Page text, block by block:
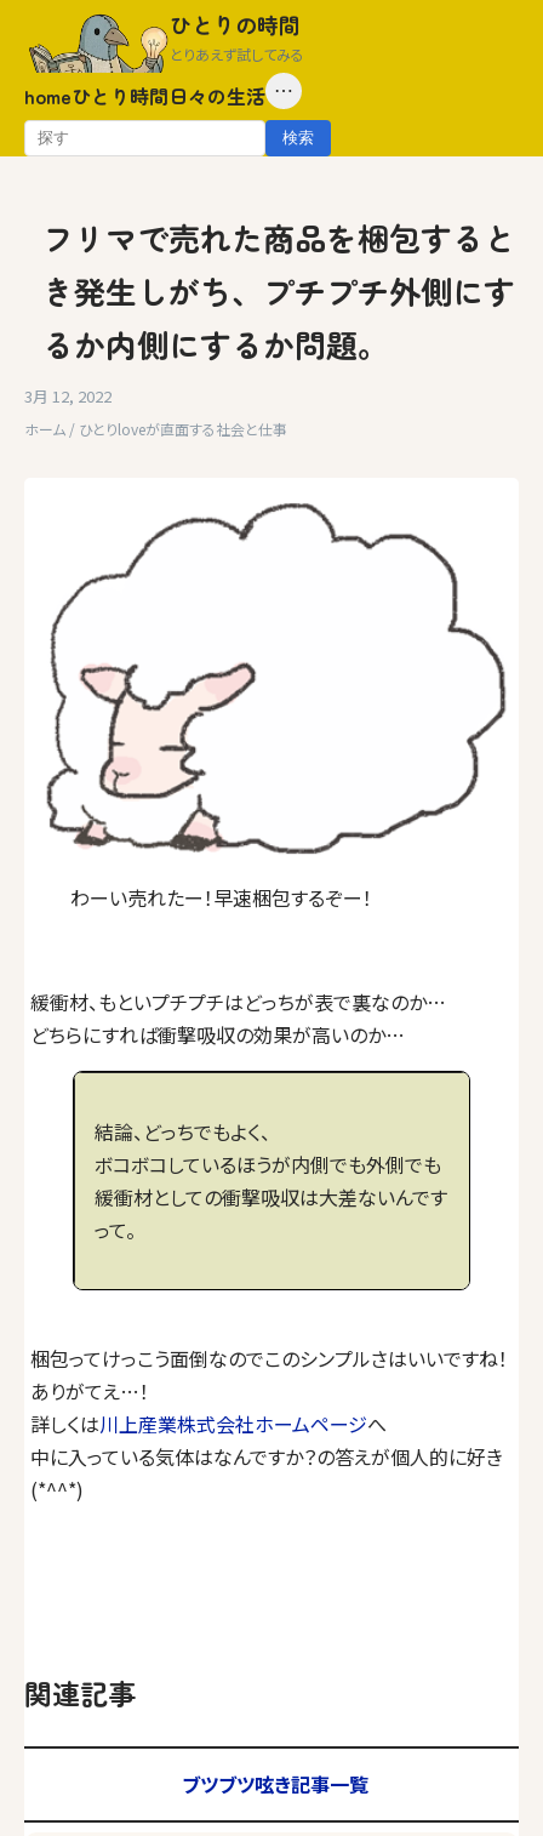
content
ひとりの時間
とりあえず試してみる
homeひとり時間日々の生活 ⋯
検
検索
フリマで売れた商品を梱包すると
き発生しがち、プチプチ外側にす
るか内側にするか問題。
3月 12, 2022
ホーム / ひとりloveが直面する社会と仕事
わーい売れたー！早速梱包するぞー！
緩衝材、もといプチプチはどっちが表で裏なのか…
どちらにすれば衝撃吸収の効果が高いのか…
結論、どっちでもよく、
ボコボコしているほうが内側でも外側でも
緩衝材としての衝撃吸収は大差ないんです
って。
梱包ってけっこう面倒なのでこのシンプルさはいいですね！
ありがてえ…！
詳しくは川上産業株式会社ホームページへ
中に入っている気体はなんですか？の答えが個人的に好き
(*^^*)
関連記事
ブツブツ呟き記事一覧